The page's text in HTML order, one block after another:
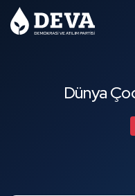
Dünya